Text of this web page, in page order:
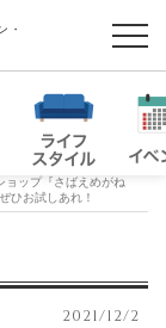
・
ョップ『さばえめがね
ひお試しあれ！
2021/12/2